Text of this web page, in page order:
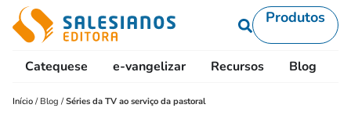
Produtos
Catequese e-vangelizar Recursos Blog
Início / Blog /Séries da TV ao serviço da pastoral